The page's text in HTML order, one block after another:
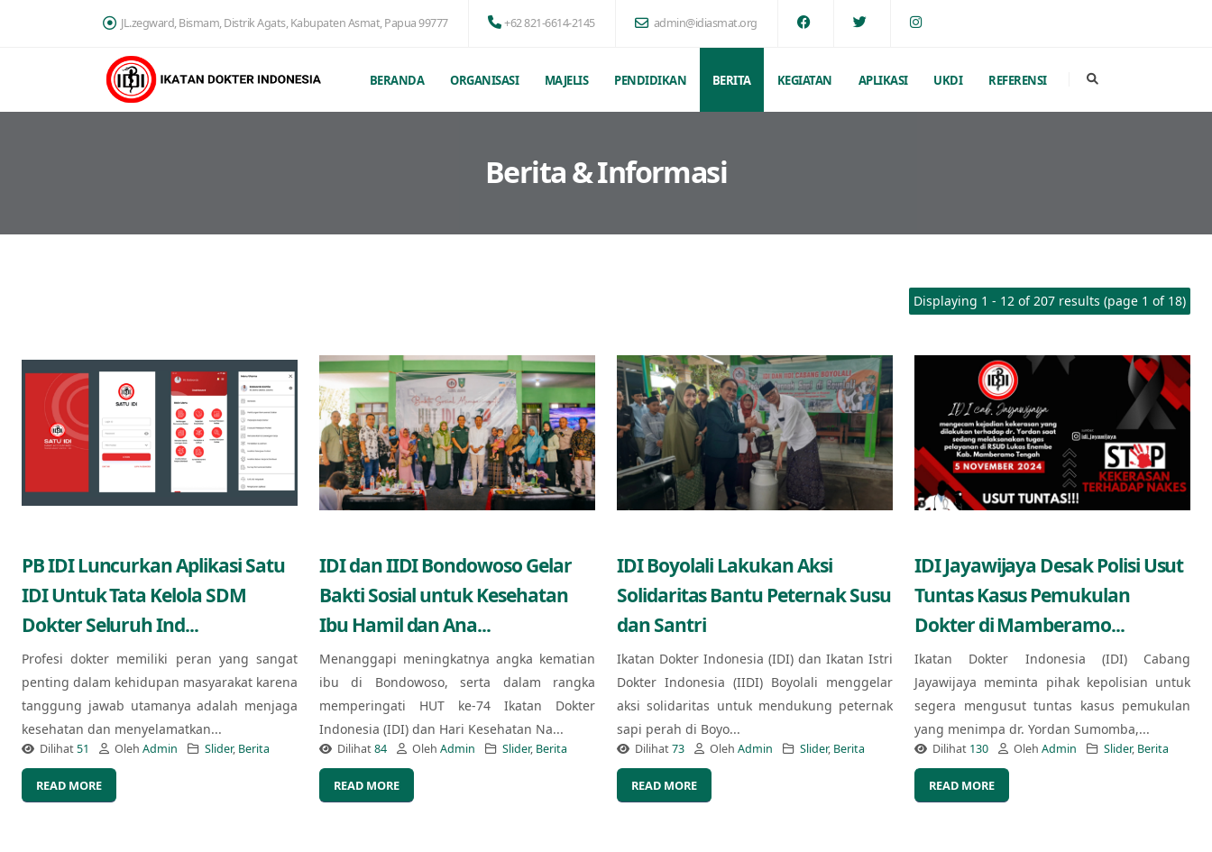
JL.zegward, Bismam, Distrik Agats, Kabupaten Asmat, Papua 99777 +62 821-6614-2145 admin@idiasmat.org
BERANDA ORGANISASI MAJELIS PENDIDIKAN BERITA KEGIATAN APLIKASI UKDI REFERENSI
Berita & Informasi
Displaying 1 - 12 of 207 results (page 1 of 18)
PB IDI Luncurkan Aplikasi Satu
IDI Untuk Tata Kelola SDM
Dokter Seluruh Ind...
Profesi dokter memiliki peran yang sangat
penting dalam kehidupan masyarakat karena
tanggung jawab utamanya adalah menjaga
kesehatan dan menyelamatkan...
Dilihat51 Oleh Admin Slider, Berita
READ MORE
IDI dan IIDI Bondowoso Gelar
Bakti Sosial untuk Kesehatan
Ibu Hamil dan Ana...
Menanggapi meningkatnya angka kematian
ibu di Bondowoso, serta dalam rangka
memperingati HUT ke-74 Ikatan Dokter
Indonesia (IDI) dan Hari Kesehatan Na...
Dilihat84 Oleh Admin Slider, Berita
READ MORE
IDI Boyolali Lakukan Aksi
Solidaritas Bantu Peternak Susu
dan Santri
Ikatan Dokter Indonesia (IDI) dan Ikatan Istri
Dokter Indonesia (IIDI) Boyolali menggelar
aksi solidaritas untuk mendukung peternak
sapi perah di Boyo...
Dilihat73 Oleh Admin Slider, Berita
READ MORE
IDI Jayawijaya Desak Polisi Usut
Tuntas Kasus Pemukulan
Dokter di Mamberamo...
Ikatan Dokter Indonesia (IDI) Cabang
Jayawijaya meminta pihak kepolisian untuk
segera mengusut tuntas kasus pemukulan
yang menimpa dr. Yordan Sumomba,...
Dilihat 130 Oleh Admin Slider, Berita
READ MORE